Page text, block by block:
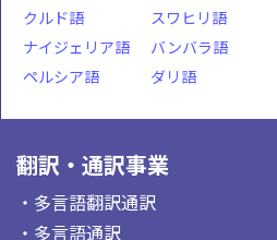
クルド語
スワヒリ語
ナイジェリア語
バンバラ語
ペルシア語
ダリ語